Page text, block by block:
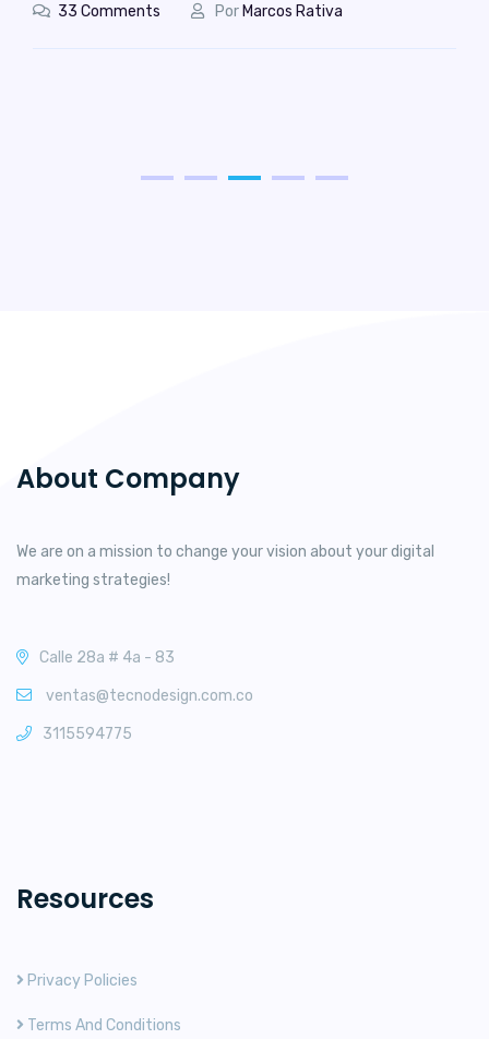
33 Comments Por Marcos Rativa
About Company
We are on a mission to change your vision about your digital
marketing strategies!
Calle 28a # 4a - 83
ventas@tecnodesign.com.co
3115594775
Resources
Privacy Policies
Terms And Conditions